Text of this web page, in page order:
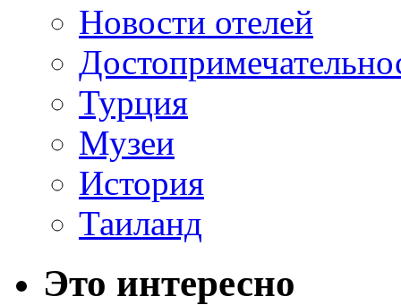
Новости отелей
Турция
Музеи
История
Таиланд
Это интересно